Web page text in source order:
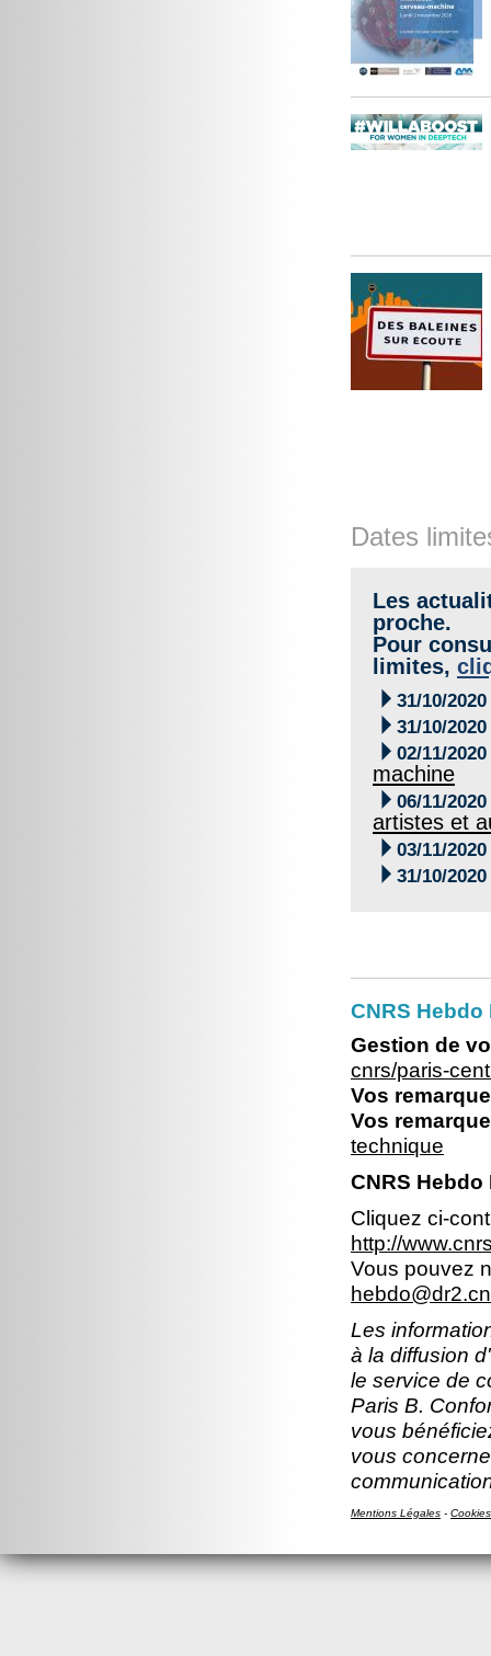
Dates
Les
proche.
Pour
limites,
 31/10/2020
 31/10/2020
 02/11/2020
machine
 06/11/2020
artistes et
 03/11/2020
 31/10/2020
CNRS Hebdo
Gestion de
cnrs/paris-
Vos
Vos
technique
CNRS
Cliquez ci-
http://
Vous pouvez
Les
à la diffusion
le service de
Paris B.
vous
vous
Mentions Légales - Cookies